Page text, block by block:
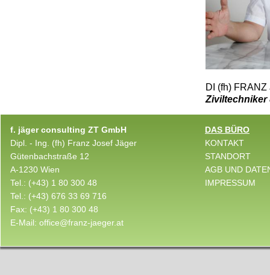
DI (fh) FRANZ
Ziviltechniker
f. jäger consulting ZT GmbH
Dipl. - Ing. (fh) Franz Josef Jäger
Gütenbachstraße 12
A-1230 Wien
Tel.: (+43) 1 80 300 48
Tel.: (+43) 676 33 69 716
Fax: (+43) 1 80 300 48
E-Mail: office@franz-jaeger.at
DAS BÜRO
KONTAKT
STANDORT
AGB UND
IMPRESSUM